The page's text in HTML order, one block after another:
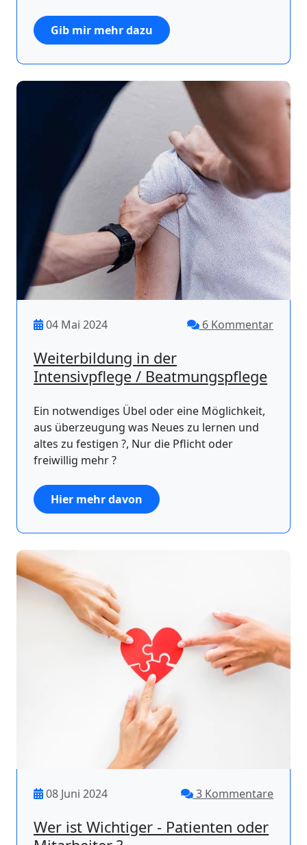
Gib mir mehr dazu
04 Mai 2024 6 Kommentar
Weiterbildung in der
Intensivpflege / Beatmungspflege
Ein notwendiges Übel oder eine Möglichkeit,
aus überzeugung was Neues zu lernen und
altes zu festigen ?, Nur die Pflicht oder
freiwillig mehr ?
Hier mehr davon
08 Juni 2024 3 Kommentare
Wer ist Wichtiger - Patienten oder